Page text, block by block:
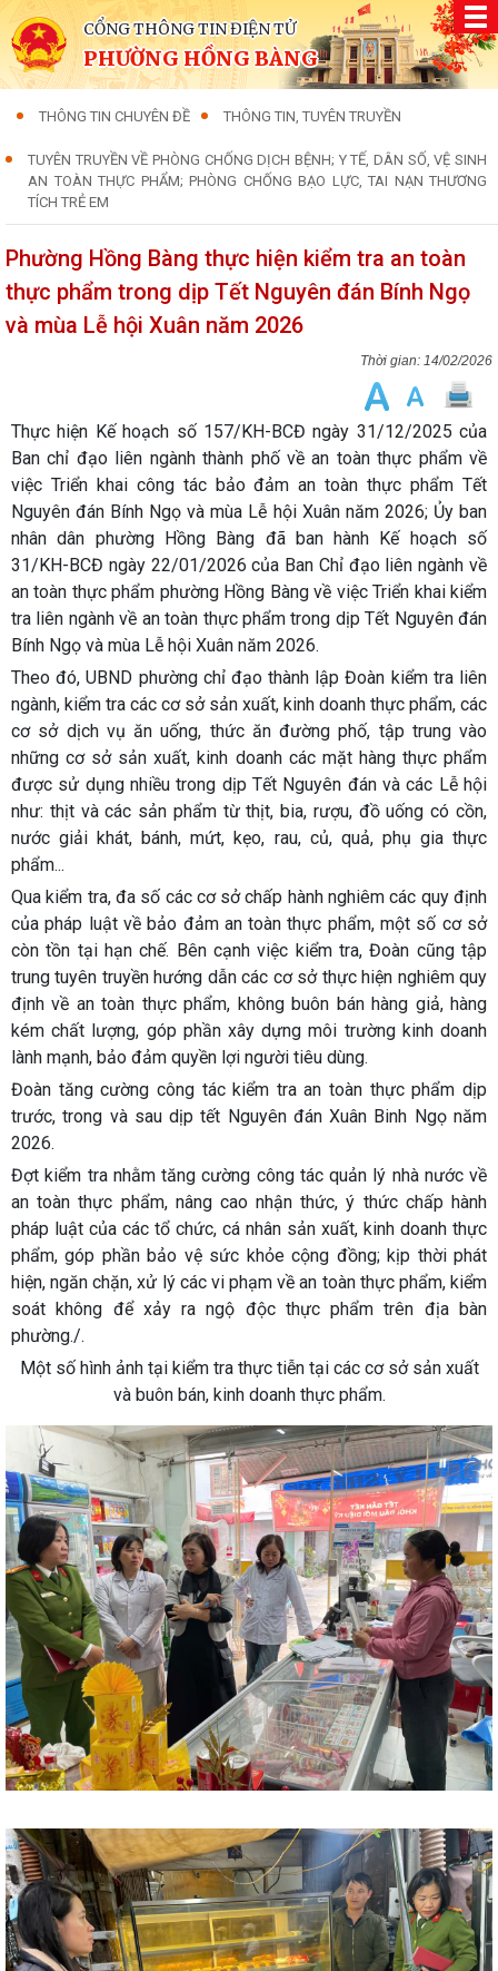
CỔNG THÔNG TIN ĐIỆN TỬ
PHƯỜNG HỒNG BÀNG
THÔNG TIN CHUYÊN ĐỀ THÔNG TIN, TUYÊN TRUYỀN
TUYÊN TRUYỀN VỀ PHÒNG CHỐNG DỊCH BỆNH; Y TẾ, DÂN SỐ, VỆ SINH
AN TOÀN THỰC PHẨM; PHÒNG CHỐNG BẠO LỰC, TAI NẠN THƯƠNG
TÍCH TRẺ EM
Phường Hồng Bàng thực hiện kiểm tra an toàn
thực phẩm trong dịp Tết Nguyên đán Bính Ngọ
và mùa Lễ hội Xuân năm 2026
14/02/2026
Thực hiện Kế hoạch số 157/KH-BCĐ ngày 31/12/2025 của
Ban chỉ đạo liên ngành thành phố về an toàn thực phẩm về
việc Triển khai công tác bảo đảm an toàn thực phẩm Tết
Nguyên đán Bính Ngọ và mùa Lễ hội Xuân năm 2026; Ủy ban
nhân dân phường Hồng Bàng đã ban hành Kế hoạch số
31/KH-BCĐ ngày 22/01/2026 của Ban Chỉ đạo liên ngành về
an toàn thực phẩm phường Hồng Bàng về việc Triển khai kiểm
tra liên ngành về an toàn thực phẩm trong dịp Tết Nguyên đán
Bính Ngọ và mùa Lễ hội Xuân năm 2026.
Theo đó, UBND phường chỉ đạo thành lập Đoàn kiểm tra liên
ngành, kiểm tra các cơ sở sản xuất, kinh doanh thực phẩm, các
cơ sở dịch vụ ăn uống, thức ăn đường phố, tập trung vào
những cơ sở sản xuất, kinh doanh các mặt hàng thực phẩm
được sử dụng nhiều trong dịp Tết Nguyên đán và các Lễ hội
như: thịt và các sản phẩm từ thịt, bia, rượu, đồ uống có cồn,
nước giải khát, bánh, mứt, kẹo, rau, củ, quả, phụ gia thực
phẩm...
Qua kiểm tra, đa số các cơ sở chấp hành nghiêm các quy định
của pháp luật về bảo đảm an toàn thực phẩm, một số cơ sở
còn tồn tại hạn chế. Bên cạnh việc kiểm tra, Đoàn cũng tập
trung tuyên truyền hướng dẫn các cơ sở thực hiện nghiêm quy
định về an toàn thực phẩm, không buôn bán hàng giả, hàng
kém chất lượng, góp phần xây dựng môi trường kinh doanh
lành mạnh, bảo đảm quyền lợi người tiêu dùng.
Đoàn tăng cường công tác kiểm tra an toàn thực phẩm dịp
trước, trong và sau dịp tết Nguyên đán Xuân Binh Ngọ năm
2026.
Đợt kiểm tra nhằm tăng cường công tác quản lý nhà nước về
an toàn thực phẩm, nâng cao nhận thức, ý thức chấp hành
pháp luật của các tổ chức, cá nhân sản xuất, kinh doanh thực
phẩm, góp phần bảo vệ sức khỏe cộng đồng; kịp thời phát
hiện, ngăn chặn, xử lý các vi phạm về an toàn thực phẩm, kiểm
soát không để xảy ra ngộ độc thực phẩm trên địa bàn
phường./.
Một số hình ảnh tại kiểm tra thực tiễn tại các cơ sở sản xuất
và buôn bán, kinh doanh thực phẩm.